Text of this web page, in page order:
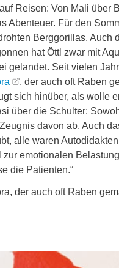
Reisen: Von Mali
Abenteuer. Für den
Berggorillas.
hat Öttl zwar mit
gelandet. Seit vielen
, der auch oft Raben
sich hinüber, als wolle
über die Schulter:
davon ab. Auch
alle waren
emotionalen
die Patienten.“
der auch oft Raben